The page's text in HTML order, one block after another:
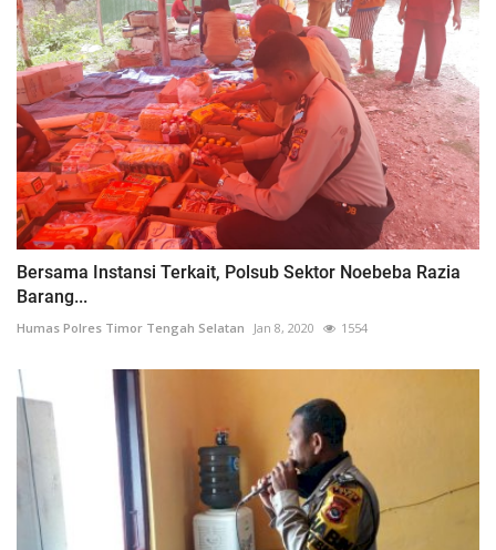
Bersama Instansi Terkait, Polsub Sektor Noebeba Razia
Barang...
Humas Polres Timor Tengah Selatan Jan 8, 2020 1554